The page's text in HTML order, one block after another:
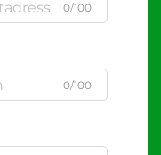
0/100
0/100